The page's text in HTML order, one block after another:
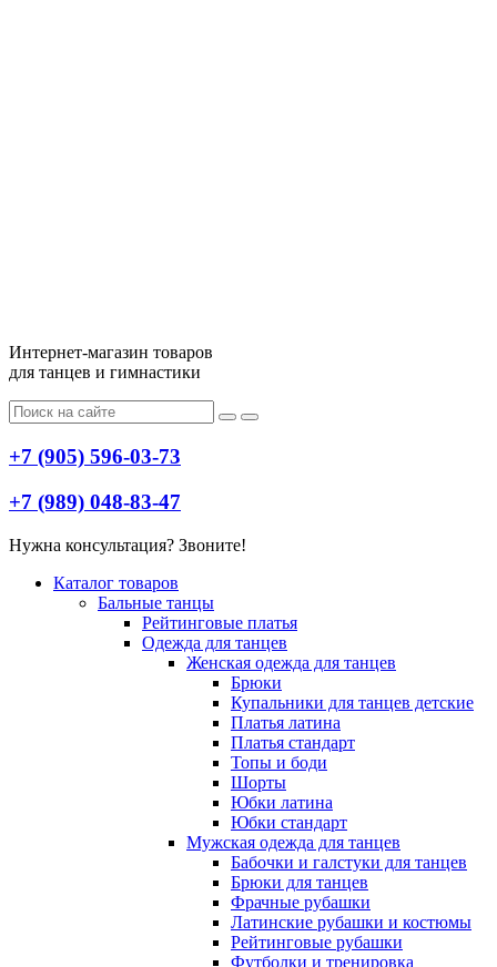
Интернет-магазин товаров
для танцев и гимнастики
+7 (905) 596-03-73
+7 (989) 048-83-47
Нужна консультация? Звоните!
МенюКаталог товаров
Бальные танцы
Рейтинговые платья
Одежда для танцев
Женская одежда для танцев
Брюки
Купальники для танцев детские
Платья латина
Платья стандарт
Топы и боди
Шорты
Юбки латина
Юбки стандарт
Мужская одежда для танцев
Бабочки и галстуки для танцев
Брюки для танцев
Фрачные рубашки
Латинские рубашки и костюмы
Рейтинговые рубашки
Футболки и тренировка